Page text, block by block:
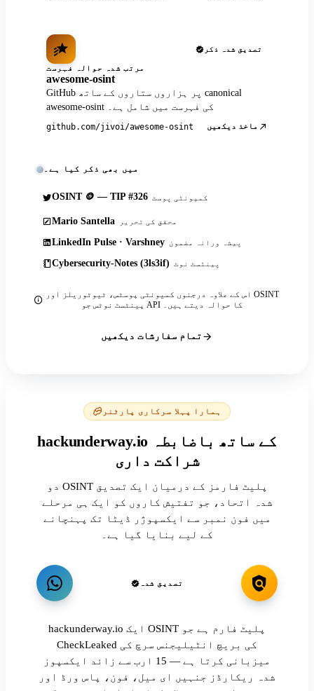
تصدیق شدہ ذکر
مرتب شدہ حوالہ فہرست
awesome-osint
GitHub پر ہزاروں ستاروں کے ساتھ canonical
awesome-osint کی فہرست میں شامل ہے۔
github.com/jivoi/awesome-osint ماخذ دیکھیں
میں بھی ذکر کیا ہے۔
OSINT 🪙 — TIP #326 کمیونٹی پوسٹ
Mario Santella محقق کی تحریر
LinkedIn Pulse · Varshney پیشہ ورانہ مضمون
Cybersecurity-Notes (3ls3if) پینٹسٹ نوٹ
اس کے علاوہ درجنوں کمیونٹی پوسٹس، ٹیوٹوریلز اور OSINT
پینٹسٹ نوٹس جو API کا حوالہ دیتے ہیں۔
تمام سفارشات دیکھیں
ہمارا پہلا سرکاری پارٹنر
hackunderway.io کے ساتھ باضابطہ
شراکت داری
دو OSINT پلیٹ فارمز کے درمیان ایک تصدیق
شدہ اتحاد، جو تفتیش کاروں کو ایک ہی مرحلے
میں فون نمبر سے ایکسپوژر ڈیٹا تک پہنچانے
کے لیے بنایا گیا ہے۔
تصدیق شدہ
hackunderway.io ایک OSINT پلیٹ فارم ہے جو
CheckLeaked کی بریچ انٹیلیجنس سرچ کی
میزبانی کرتا ہے — 15 ارب سے زائد ایکسپوز
شدہ ریکارڈز جنہیں ای میل، فون، پاس ورڈ اور